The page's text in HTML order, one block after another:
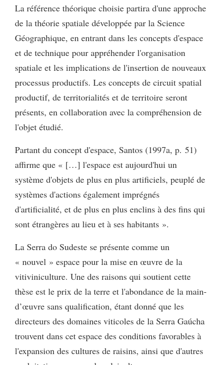
La référence théorique choisie partira d'une approche
de la théorie spatiale développée par la Science
Géographique, en entrant dans les concepts d'espace
et de technique pour appréhender l'organisation
spatiale et les implications de l'insertion de nouveaux
processus productifs. Les concepts de circuit spatial
productif, de territorialités et de territoire seront
présents, en collaboration avec la compréhension de
l'objet étudié.
Partant du concept d'espace, Santos (1997a, p. 51)
affirme que « […] l'espace est aujourd'hui un
système d'objets de plus en plus artificiels, peuplé de
systèmes d'actions également imprégnés
d'artificialité, et de plus en plus enclins à des fins qui
sont étrangères au lieu et à ses habitants ».
La Serra do Sudeste se présente comme un
« nouvel » espace pour la mise en œuvre de la
vitiviniculture. Une des raisons qui soutient cette
thèse est le prix de la terre et l'abondance de la main-
d’œuvre sans qualification, étant donné que les
directeurs des domaines viticoles de la Serra Gaúcha
trouvent dans cet espace des conditions favorables à
l'expansion des cultures de raisins, ainsi que d'autres